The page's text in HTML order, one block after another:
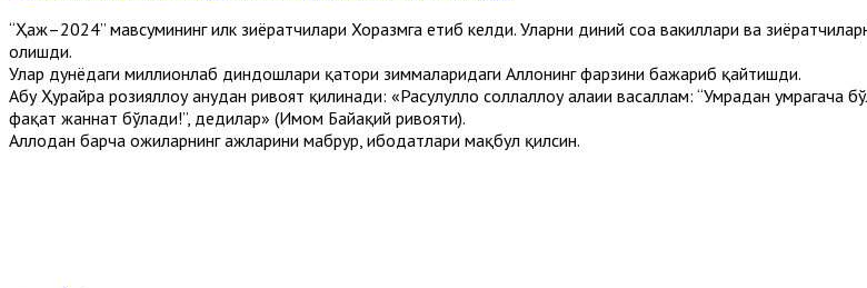
“Ҳаж–2024” мавсумининг илк зиёратчилари Хоразмга етиб келди. Уларни диний соҳа вакиллари ва
олишди.
Улар дунёдаги миллионлаб диндошлари қатори зиммаларидаги Аллоҳнинг фарзини бажариб қайтишди.
Абу Ҳурайра розияллоҳу анҳудан ривоят қилинади: «Расулуллоҳ соллаллоҳу алаиҳи васаллам: “Умрадан умрагача
фақат жаннат бўлади!”, дедилар» (Имом Байҳақий ривояти).
Аллоҳдан барча ҳожиларнинг ҳажларини мабрур, ибодатлари мақбул қилсин.